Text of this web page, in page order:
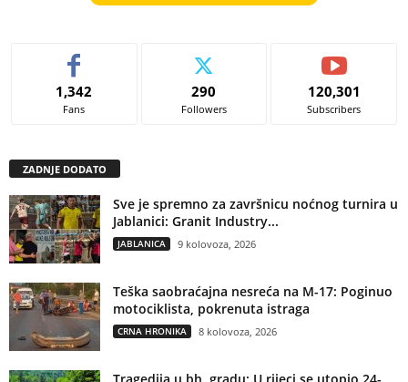
1,342
Fans
290
Followers
120,301
Subscribers
ZADNJE DODATO
Sve je spremno za završnicu noćnog turnira u
Jablanici: Granit Industry...
JABLANICA 9 kolovoza, 2026
Teška saobraćajna nesreća na M-17: Poginuo
motociklista, pokrenuta istraga
CRNA HRONIKA 8 kolovoza, 2026
Tragedija u bh. gradu: U rijeci se utopio 24-